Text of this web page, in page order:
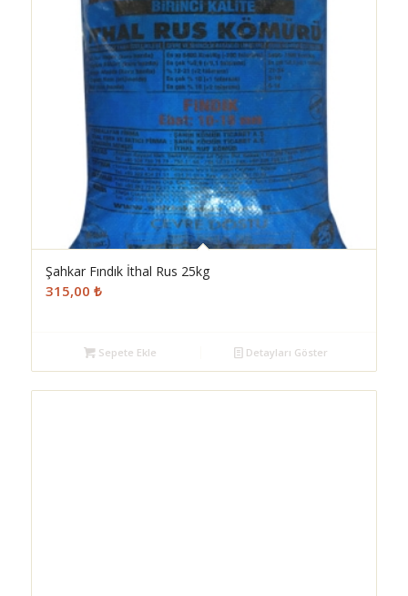
Şahkar Fındık İthal Rus 25kg
315,00 ₺
Sepete Ekle Detayları Göster